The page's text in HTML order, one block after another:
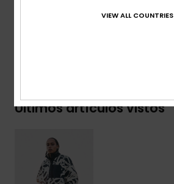
Últimos artículos vistos
VIEW ALL COUNTRIES